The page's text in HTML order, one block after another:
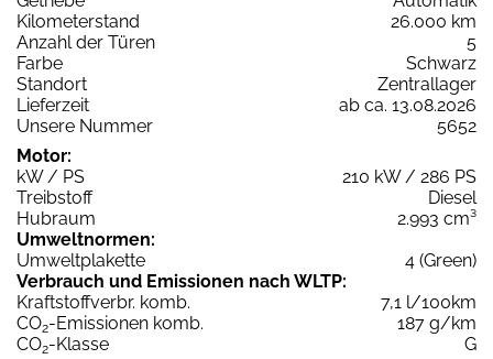
Kilometerstand
26.000 km
Anzahl der Türen
5
Farbe
Schwarz
Standort
Zentrallager
Lieferzeit
ab ca. 13.08.2026
Unsere Nummer
5652
Motor:
kW / PS
210 kW / 286 PS
Treibstoff
Diesel
Hubraum
2.993 cm³
Umweltnormen:
Umweltplakette
4 (Green)
Verbrauch und Emissionen nach WLTP:
Kraftstoffverbr. komb.
7,1 l/100km
CO2-Emissionen komb.
187 g/km
CO2-Klasse
G